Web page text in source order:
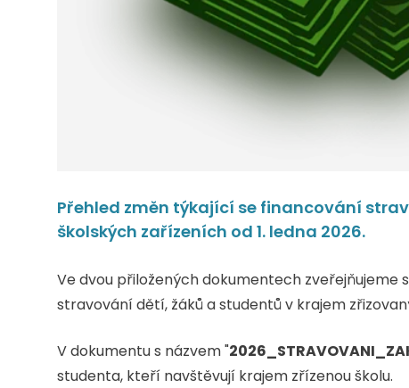
Přehled změn týkající se financování
školských zařízeních od 1. ledna 2026.
Ve dvou přiložených dokumentech
stravování dětí, žáků a studentů v krajem
V dokumentu s názvem "
studenta, kteří navštěvují krajem zřízenou školu.